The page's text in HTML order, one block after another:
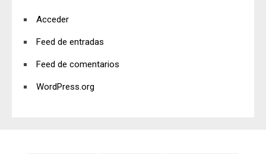
Acceder
Feed de entradas
Feed de comentarios
WordPress.org